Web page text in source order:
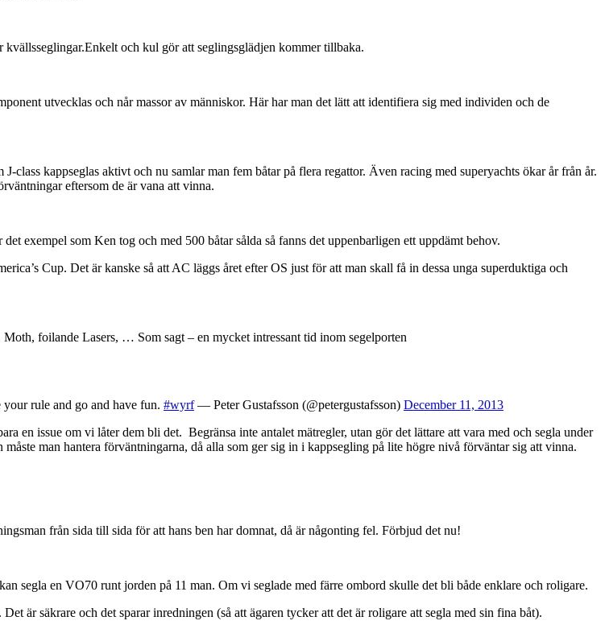
och kul gör att seglingsglädjen kommer tillbaka.
utvecklas och når massor av människor. Här har man det lätt att identifiera sig med individen och de
J-class kappseglas aktivt och nu samlar man fem båtar på flera regattor. Även racing med superyachts ökar år från år.
eftersom de är vana att vinna.
det exempel som Ken tog och med 500 båtar sålda så fanns det uppenbarligen ett uppdämt behov.
Cup. Det är kanske så att AC läggs året efter OS just för att man skall få in dessa unga superduktiga och
foilande Lasers, … Som sagt – en mycket intressant tid inom segelporten
rule and go and have fun. #wyrf— Peter Gustafsson (@petergustafsson) December 11, 2013
en issue om vi låter dem bli det. Begränsa inte antalet mätregler, utan gör det lättare att vara med och segla under
man hantera förväntningarna, då alla som ger sig in i kappsegling på lite högre nivå förväntar sig att vinna.
från sida till sida för att hans ben har domnat, då är någonting fel. Förbjud det nu!
segla en VO70 runt jorden på 11 man. Om vi seglade med färre ombord skulle det bli både enklare och roligare.
är säkrare och det sparar inredningen (så att ägaren tycker att det är roligare att segla med sin fina båt).